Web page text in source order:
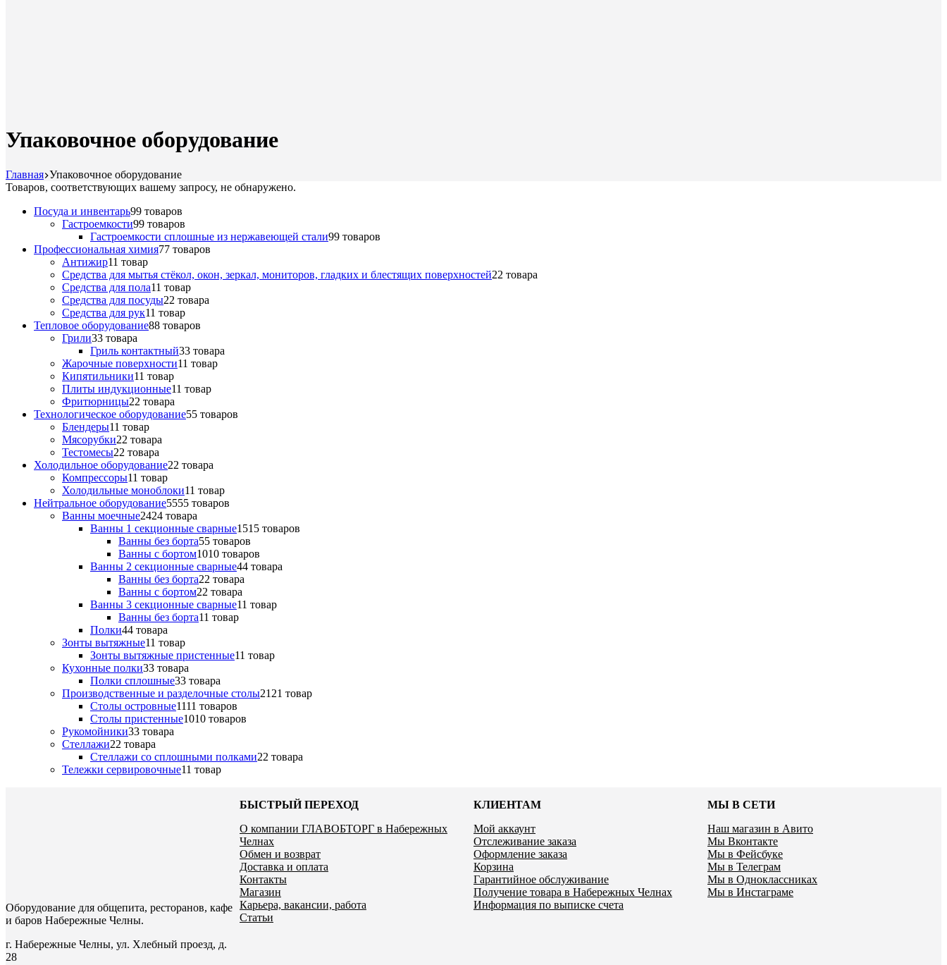
Упаковочное оборудование
Главная Упаковочное оборудование
Товаров, соответствующих вашему запросу, не обнаружено.
Посуда и инвентарь99 товаров
Гастроемкости99 товаров
Гастроемкости сплошные из нержавеющей стали99 товаров
Профессиональная химия77 товаров
Антижир11 товар
Средства для мытья стёкол, окон, зеркал, мониторов, гладких и блестящих поверхностей22 товара
Средства для пола11 товар
Средства для посуды22 товара
Средства для рук11 товар
Тепловое оборудование88 товаров
Грили33 товара
Гриль контактный33 товара
Жарочные поверхности11 товар
Кипятильники11 товар
Плиты индукционные11 товар
Фритюрницы22 товара
Технологическое оборудование55 товаров
Блендеры11 товар
Мясорубки22 товара
Тестомесы22 товара
Холодильное оборудование22 товара
Компрессоры11 товар
Холодильные моноблоки11 товар
Нейтральное оборудование5555 товаров
Ванны моечные2424 товара
Ванны 1 секционные сварные1515 товаров
Ванны без борта55 товаров
Ванны с бортом1010 товаров
Ванны 2 секционные сварные44 товара
Ванны без борта22 товара
Ванны с бортом22 товара
Ванны 3 секционные сварные11 товар
Ванны без борта11 товар
Полки44 товара
Зонты вытяжные11 товар
Зонты вытяжные пристенные11 товар
Кухонные полки33 товара
Полки сплошные33 товара
Производственные и разделочные столы21 21 товар
Столы островные1111 товаров
Столы пристенные1010 товаров
Рукомойники33 товара
Стеллажи22 товара
Стеллажи со сплошными полками22 товара
Тележки сервировочные11 товар
Оборудование для общепита, ресторанов, кафе
и баров Набережные Челны.
г. Набережные Челны, ул. Хлебный проезд, д.
28
БЫСТРЫЙ ПЕРЕХОД
О компании ГЛАВОБТОРГ в Набережных
Челнах
Обмен и возврат
Доставка и оплата
Контакты
Магазин
Карьера, вакансии, работа
Статьи
КЛИЕНТАМ
Мой аккаунт
Отслеживание заказа
Оформление заказа
Корзина
Гарантийное обслуживание
Получение товара в Набережных Челнах
Информация по выписке счета
МЫ В СЕТИ
Наш магазин в Авито
Мы Вконтакте
Мы в Фейсбуке
Мы в Телеграм
Мы в Одноклассниках
Мы в Инстаграме